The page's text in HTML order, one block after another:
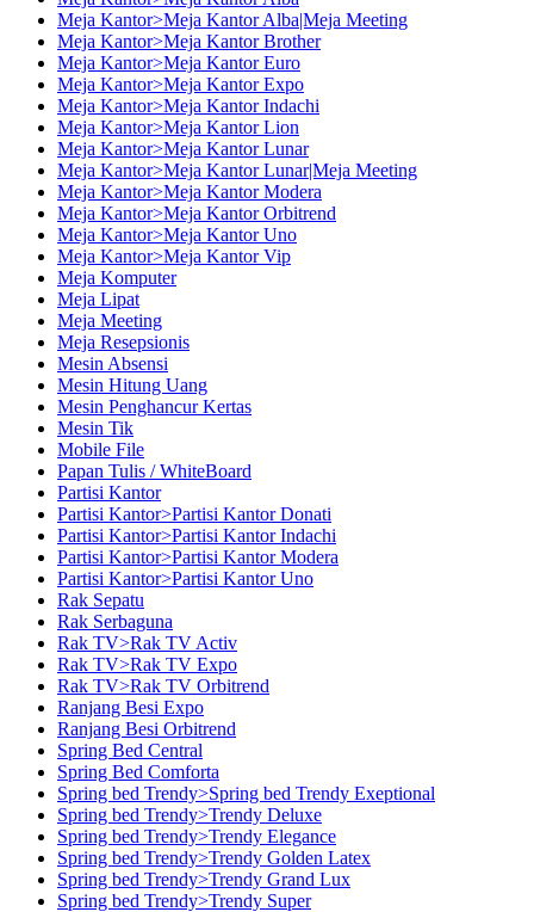
Meja Kantor>Meja Kantor Alba|Meja Meeting
Meja Kantor>Meja Kantor Brother
Meja Kantor>Meja Kantor Euro
Meja Kantor>Meja Kantor Expo
Meja Kantor>Meja Kantor Indachi
Meja Kantor>Meja Kantor Lion
Meja Kantor>Meja Kantor Lunar
Meja Kantor>Meja Kantor Lunar|Meja Meeting
Meja Kantor>Meja Kantor Modera
Meja Kantor>Meja Kantor Orbitrend
Meja Kantor>Meja Kantor Uno
Meja Kantor>Meja Kantor Vip
Meja Komputer
Meja Lipat
Meja Meeting
Meja Resepsionis
Mesin Absensi
Mesin Hitung Uang
Mesin Penghancur Kertas
Mesin Tik
Mobile File
Papan Tulis / WhiteBoard
Partisi Kantor
Partisi Kantor>Partisi Kantor Donati
Partisi Kantor>Partisi Kantor Indachi
Partisi Kantor>Partisi Kantor Modera
Partisi Kantor>Partisi Kantor Uno
Rak Sepatu
Rak Serbaguna
Rak TV>Rak TV Activ
Rak TV>Rak TV Expo
Rak TV>Rak TV Orbitrend
Ranjang Besi Expo
Ranjang Besi Orbitrend
Spring Bed Central
Spring Bed Comforta
Spring bed Trendy>Spring bed Trendy Exeptional
Spring bed Trendy>Trendy Deluxe
Spring bed Trendy>Trendy Elegance
Spring bed Trendy>Trendy Golden Latex
Spring bed Trendy>Trendy Grand Lux
Spring bed Trendy>Trendy Super